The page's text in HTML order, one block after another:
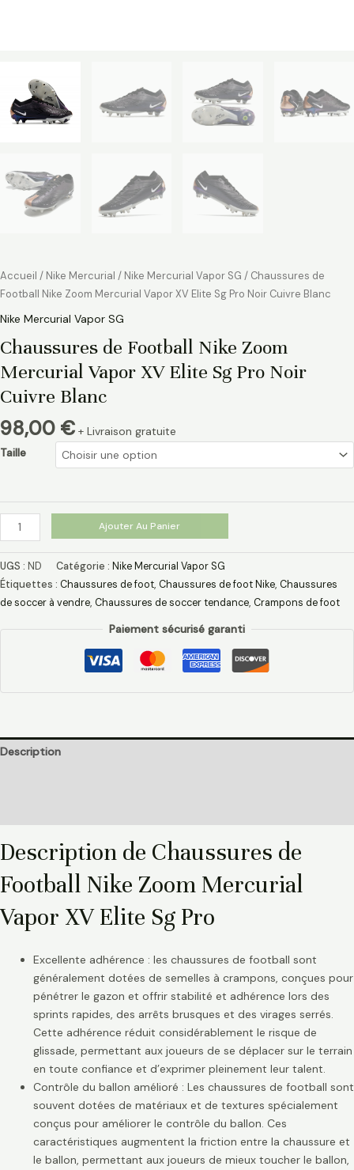
Accueil / Nike Mercurial / Nike Mercurial Vapor SG / Chaussures de
Football Nike Zoom Mercurial Vapor XV Elite Sg Pro Noir Cuivre Blanc
Nike Mercurial Vapor SG
Chaussures de Football Nike Zoom
Mercurial Vapor XV Elite Sg Pro Noir
Cuivre Blanc
98,00 € + Livraison gratuite
Taille
Ajouter Au Panier
UGS : ND Catégorie : Nike Mercurial Vapor SG
Étiquettes : Chaussures de foot, Chaussures de foot Nike, Chaussures
de soccer à vendre, Chaussures de soccer tendance, Crampons de foot
Paiement sécurisé garanti
Description
Description de Chaussures de
Football Nike Zoom Mercurial
Vapor XV Elite Sg Pro
Excellente adhérence : les chaussures de football sont
généralement dotées de semelles à crampons, conçues pour
pénétrer le gazon et offrir stabilité et adhérence lors des
sprints rapides, des arrêts brusques et des virages serrés.
Cette adhérence réduit considérablement le risque de
glissade, permettant aux joueurs de se déplacer sur le terrain
en toute confiance et d’exprimer pleinement leur talent.
Contrôle du ballon amélioré : Les chaussures de football sont
souvent dotées de matériaux et de textures spécialement
conçus pour améliorer le contrôle du ballon. Ces
caractéristiques augmentent la friction entre la chaussure et
le ballon, permettant aux joueurs de mieux toucher le ballon,